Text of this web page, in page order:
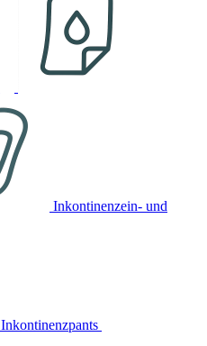
Inkontinenzein- und
Inkontinenzpants